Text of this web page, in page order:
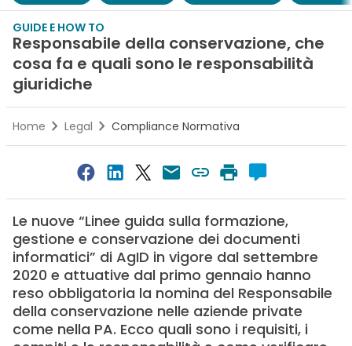
GUIDE E HOW TO
Responsabile della conservazione, che
cosa fa e quali sono le responsabilità
giuridiche
Home Legal Compliance Normativa
Le nuove “Linee guida sulla formazione,
gestione e conservazione dei documenti
informatici” di AgID in vigore dal settembre
2020 e attuative dal primo gennaio hanno
reso obbligatoria la nomina del Responsabile
della conservazione nelle aziende private
come nella PA. Ecco quali sono i requisiti, i